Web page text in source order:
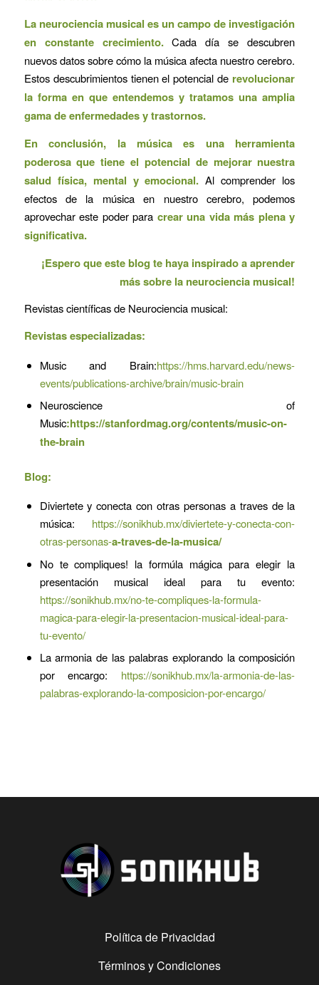
La neurociencia musical es un campo de investigación
en constante crecimiento.Cada día se descubren
nuevos datos sobre cómo la música afecta nuestro cerebro.
Estos descubrimientos tienen el potencial de revolucionar
la forma en que entendemos y tratamos una amplia
gama de enfermedades y trastornos.
En conclusión, la música es una herramienta
poderosa que tiene el potencial de mejorar nuestra
salud física, mental y emocional. Al comprender los
efectos de la música en nuestro cerebro, podemos
aprovechar este poder para crear una vida más plena y
significativa.
¡Espero que este blog te haya inspirado a aprender
más sobre la neurociencia musical!
Revistas científicas de Neurociencia musical:
Revistas especializadas:
Music and Brain:https://hms.harvard.edu/news-
events/publications-archive/brain/music-brain
Neuroscience of
Music:https://stanfordmag.org/contents/music-on-
the-brain
Blog:
Diviertete y conecta con otras personas a traves de la
música: https://sonikhub.mx/diviertete-y-conecta-con-
otras-personas-a-traves-de-la-musica/
No te compliques! la formúla mágica para elegir la
presentación musical ideal para tu evento:
https://sonikhub.mx/no-te-compliques-la-formula-
magica-para-elegir-la-presentacion-musical-ideal-para-
tu-evento/
La armonia de las palabras explorando la composición
por encargo: https://sonikhub.mx/la-armonia-de-las-
palabras-explorando-la-composicion-por-encargo/
Política de Privacidad
Términos y Condiciones